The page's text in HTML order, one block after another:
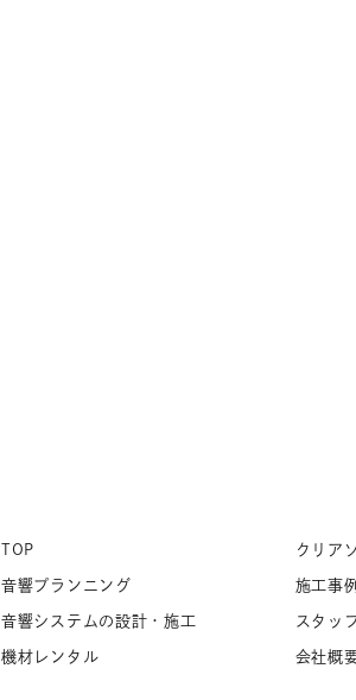
TOP
音響プランニング
音響システムの設計・施工
機材レンタル
クリア
施工事例
スタッ
会社概